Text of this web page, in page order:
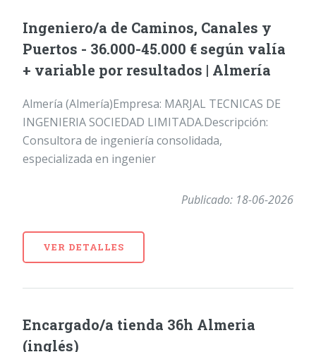
Ingeniero/a de Caminos, Canales y
Puertos - 36.000-45.000 € según valía
+ variable por resultados | Almería
Almería (Almería)Empresa: MARJAL TECNICAS DE
INGENIERIA SOCIEDAD LIMITADA.Descripción:
Consultora de ingeniería consolidada,
especializada en ingenier
Publicado: 18-06-2026
VER DETALLES
Encargado/a tienda 36h Almeria
(inglés)